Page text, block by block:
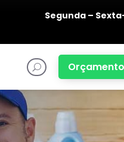
Segunda –
U